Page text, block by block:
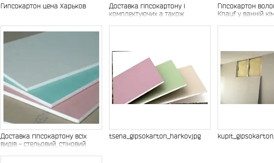
Гипсокартон цена Харьков
Доставка гіпсокартону і
комплектуючих а також
Гіпсокартон
Knauf у ванній
Доставка гіпсокартону всіх
видів - стельовий, стіновий
tsena_gipsokarton_harkov.jpg